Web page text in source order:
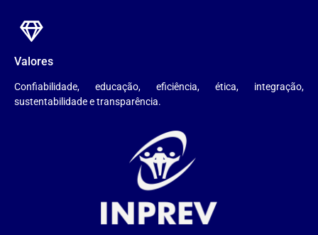
Valores
Confiabilidade, educação, eficiência, ética, integração,
sustentabilidade e transparência.